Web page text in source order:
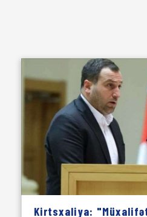
Kirtsxaliya: